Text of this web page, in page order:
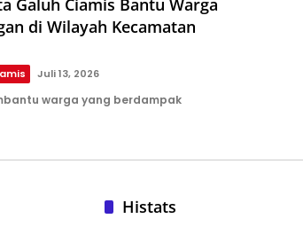
Galuh Ciamis Bantu Warga
di Wilayah Kecamatan
Juli 13, 2026
warga yang berdampak
Histats